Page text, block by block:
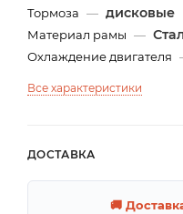
Тормоза — дисковые
Материал рамы —
Охлаждение двигателя
Все характеристики
ДОСТАВКА
🚚